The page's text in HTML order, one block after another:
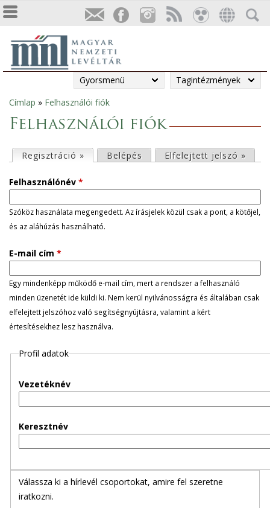
Gyorsmenü Tagintézmények
Jelenlegi
hely
Címlap » Felhasználói fiók
Felhasználói fiók
l
s
ő
d
l
e
g
e
Regisztráció » (aktív fül)
Belépés Elfelejtett jelszó »
Felhasználónév *
Szóköz használata megengedett. Az írásjelek közül csak a pont, a kötőjel,
és az aláhúzás használható.
E-mail cím *
Egy mindenképp működő e-mail cím, mert a rendszer a felhasználó
minden üzenetét ide küldi ki. Nem kerül nyilvánosságra és általában csak
elfelejtett jelszóhoz való segítségnyújtásra, valamint a kért
értesítésekhez lesz használva.
Profil adatok
Vezetéknév
Keresztnév
Válassza ki a hírlevél csoportokat, amire fel szeretne
iratkozni.